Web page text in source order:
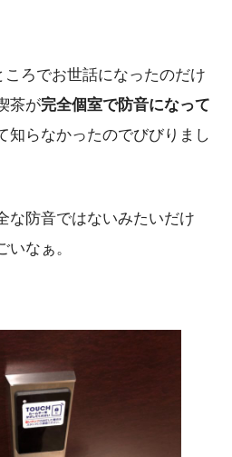
ころでお世話になったのだけ
茶が完全個室で防音になって
知らなかったのでびびりまし
な防音ではないみたいだけ
なぁ。